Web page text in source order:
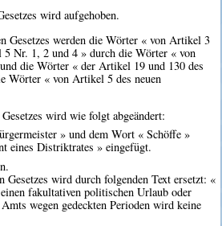
wird aufgehoben.
Gesetzes werden die Wörter « von Artikel 3
Nr. 1, 2 und 4 » durch die Wörter « von
die Wörter « der Artikel 19 und 130 des
Wörter « von Artikel 5 des neuen
wird wie folgt abgeändert:
» und dem Wort « Schöffe »
eines Distriktrates » eingefügt.
wird durch folgenden Text ersetzt: «
fakultativen politischen Urlaub oder
wegen gedeckten Perioden wird keine